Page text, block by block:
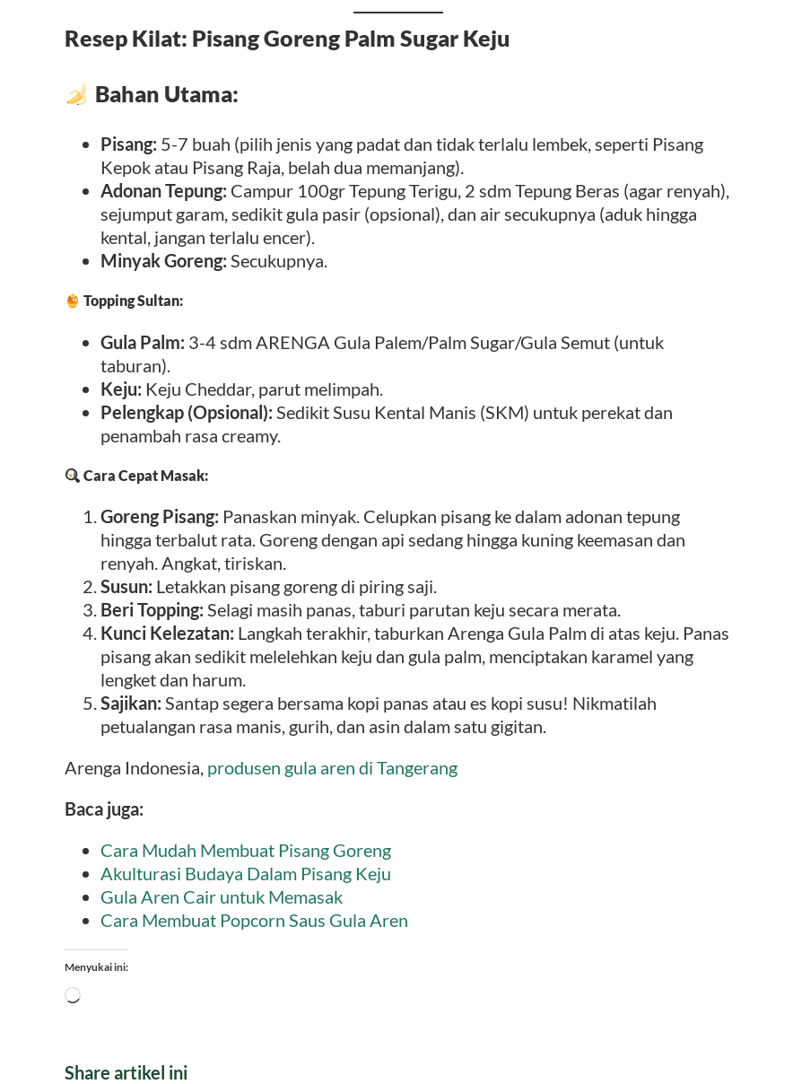
Resep Kilat: Pisang Goreng Palm Sugar Keju
Bahan Utama:
Pisang: 5-7 buah (pilih jenis yang padat dan tidak terlalu lembek, seperti Pisang
Kepok atau Pisang Raja, belah dua memanjang).
Adonan Tepung: Campur 100gr Tepung Terigu, 2 sdm Tepung Beras (agar renyah),
sejumput garam, sedikit gula pasir (opsional), dan air secukupnya (aduk hingga
kental, jangan terlalu encer).
Minyak Goreng: Secukupnya.
Topping Sultan:
Gula Palm: 3-4 sdm ARENGA Gula Palem/Palm Sugar/Gula Semut (untuk
taburan).
Keju: Keju Cheddar, parut melimpah.
Pelengkap (Opsional): Sedikit Susu Kental Manis (SKM) untuk perekat dan
penambah rasa creamy.
Cara Cepat Masak:
Goreng Pisang: Panaskan minyak. Celupkan pisang ke dalam adonan tepung
hingga terbalut rata. Goreng dengan api sedang hingga kuning keemasan dan
renyah. Angkat, tiriskan.
Susun: Letakkan pisang goreng di piring saji.
Beri Topping: Selagi masih panas, taburi parutan keju secara merata.
Kunci Kelezatan: Langkah terakhir, taburkan Arenga Gula Palm di atas keju. Panas
pisang akan sedikit melelehkan keju dan gula palm, menciptakan karamel yang
lengket dan harum.
Sajikan: Santap segera bersama kopi panas atau es kopi susu! Nikmatilah
petualangan rasa manis, gurih, dan asin dalam satu gigitan.
Arenga Indonesia, produsen gula aren di Tangerang
Baca juga:
Cara Mudah Membuat Pisang Goreng
Akulturasi Budaya Dalam Pisang Keju
Gula Aren Cair untuk Memasak
Cara Membuat Popcorn Saus Gula Aren
Menyukai ini:
Memuat...
Share artikel ini